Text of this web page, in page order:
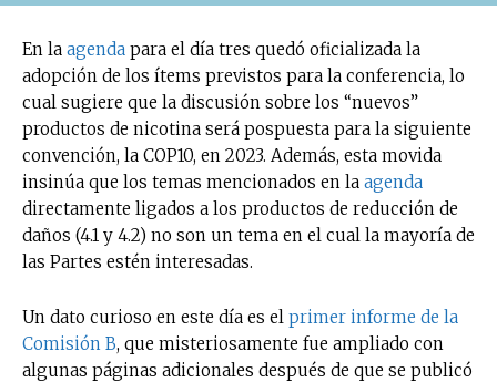
En la agenda para el día tres quedó oficializada la
adopción de los ítems previstos para la conferencia, lo
cual sugiere que la discusión sobre los “nuevos”
productos de nicotina será pospuesta para la siguiente
convención, la COP10, en 2023. Además, esta movida
insinúa que los temas mencionados en la agenda
directamente ligados a los productos de reducción de
daños (4.1 y 4.2) no son un tema en el cual la mayoría de
las Partes estén interesadas.
Un dato curioso en este día es el primer informe de la
Comisión B, que misteriosamente fue ampliado con
algunas páginas adicionales después de que se publicó